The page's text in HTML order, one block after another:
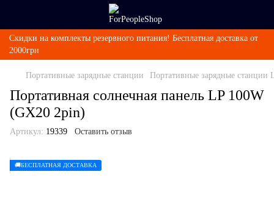
Скидки на комплекты резервного питания! Бесплатная доставка от
2000грн
Портативные зарядные станции Портативные зарядные станции
Портативная солнечная панель LP 100W
(GX20 2pin)
Артикул: 19339 Оставить отзыв
🚚БЕСПЛАТНАЯ ДОСТАВКА